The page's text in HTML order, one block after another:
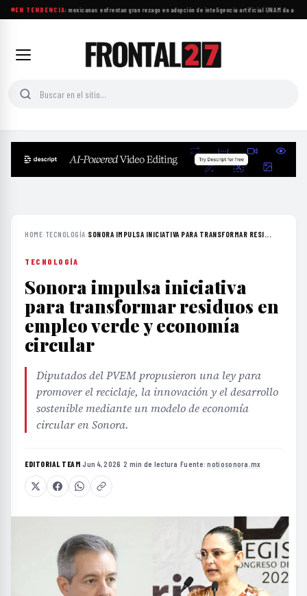
EN TENDENCIA
Las microempresas mexicanas enfrentan gran rezago en adopción de inteligencia artificial·UNAM da a
HOME› TECNOLOGÍA›SONORA IMPULSA INICIATIVA PARA TRANSFORMAR RESI...
TECNOLOGÍA
Sonora impulsa iniciativa
para transformar residuos en
empleo verde y economía
circular
Diputados del PVEM propusieron una ley para
promover el reciclaje, la innovación y el desarrollo
sostenible mediante un modelo de economía
circular en Sonora.
EDITORIAL TEAM·Jun 4, 2026 ·2 min de lectura ·Fuente:notiosonora.mx